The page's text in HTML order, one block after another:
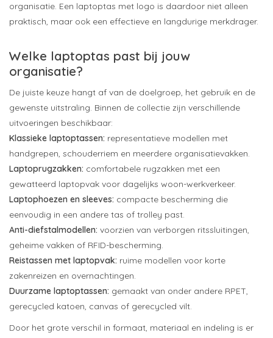
organisatie. Een laptoptas met logo is daardoor niet alleen
praktisch, maar ook een effectieve en langdurige merkdrager.
Welke laptoptas past bij jouw
organisatie?
De juiste keuze hangt af van de doelgroep, het gebruik en de
gewenste uitstraling. Binnen de collectie zijn verschillende
uitvoeringen beschikbaar:
Klassieke laptoptassen: representatieve modellen met
handgrepen, schouderriem en meerdere organisatievakken.
Laptoprugzakken: comfortabele rugzakken met een
gewatteerd laptopvak voor dagelijks woon-werkverkeer.
Laptophoezen en sleeves: compacte bescherming die
eenvoudig in een andere tas of trolley past.
Anti-diefstalmodellen: voorzien van verborgen ritssluitingen,
geheime vakken of RFID-bescherming.
Reistassen met laptopvak: ruime modellen voor korte
zakenreizen en overnachtingen.
Duurzame laptoptassen: gemaakt van onder andere RPET,
gerecycled katoen, canvas of gerecycled vilt.
Door het grote verschil in formaat, materiaal en indeling is er